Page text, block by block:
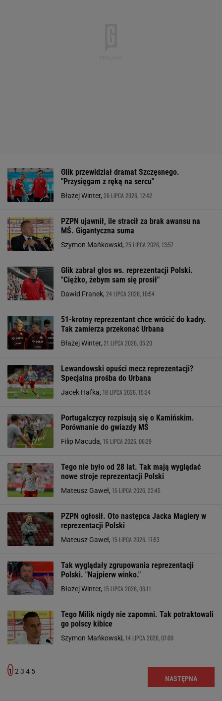
Glik przewidział dramat Szczęsnego.
"Przysięgam z ręką na sercu"
Błażej Winter, 26 LIPCA 2026, 12:42
PZPN ujawnił, ile stracił za brak awansu na
MŚ. Gigantyczna suma
Szymon Mańkowski, 25 LIPCA 2026, 13:57
Glik zabrał głos ws. reprezentacji Polski.
"Ciężko, żebym sam się prosił"
Dawid Franek, 24 LIPCA 2026, 10:54
51-krotny reprezentant chce wrócić do kadry.
Tak zamierza przekonać Urbana
Błażej Winter, 21 LIPCA 2026, 05:20
Lewandowski opuści mecz reprezentacji?
Specjalna prośba do Urbana
Jacek Hafka, 18 LIPCA 2026, 15:24
Portugalczycy rozpisują się o Kamińskim.
Porównanie do gwiazdy MŚ
Filip Macuda, 16 LIPCA 2026, 06:29
Tego nie było od 28 lat. Tak mają wyglądać
nowe stroje reprezentacji Polski
Mateusz Gaweł, 15 LIPCA 2026, 22:45
PZPN ogłosił. Oto następca Jacka Magiery w
reprezentacji Polski
Mateusz Gaweł, 15 LIPCA 2026, 17:53
Tak wyglądały zgrupowania reprezentacji
Polski. "Najpierw winko."
Błażej Winter, 15 LIPCA 2026, 06:11
Tego Milik nigdy nie zapomni. Tak potraktowali
go polscy kibice
Szymon Mańkowski, 14 LIPCA 2026, 07:00
1 2 3 4 5
NASTĘPNA